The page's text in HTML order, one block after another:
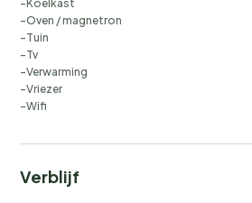
Koelkast
Oven / magnetron
Tuin
Tv
Verwarming
Vriezer
Wifi
Verblijf